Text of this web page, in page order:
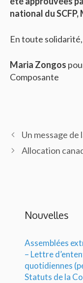
national du
En toute solidarité,
Maria Zongos
Composante
Un message
Allocation
Nouvelles
Assemblées
– Lettre
quotidiennes
Statuts de la